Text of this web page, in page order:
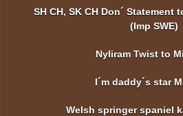
SH CH, SK CH Don´ Statement
(Imp SWE)
Nyliram Twist to
I´m daddy´s star
Welsh springer spaniel